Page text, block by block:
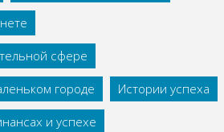
сфере
городе
Истории успеха
и успехе